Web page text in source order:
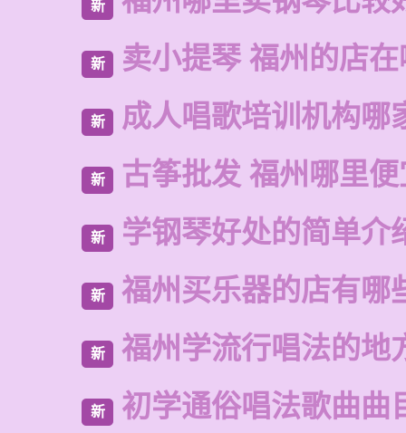
新
新 卖小提琴 福州的店
新 成人唱歌培训机构哪
新 古筝批发 福州哪里
新 学钢琴好处的简单介
新 福州买乐器的店有哪
新 福州学流行唱法的地
新 初学通俗唱法歌曲曲